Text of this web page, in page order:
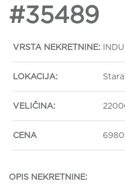
#35489
VRSTA NEKRETNINE:
LOKACIJA:
VELIČINA:
CENA
OPIS NEKRETNINE: